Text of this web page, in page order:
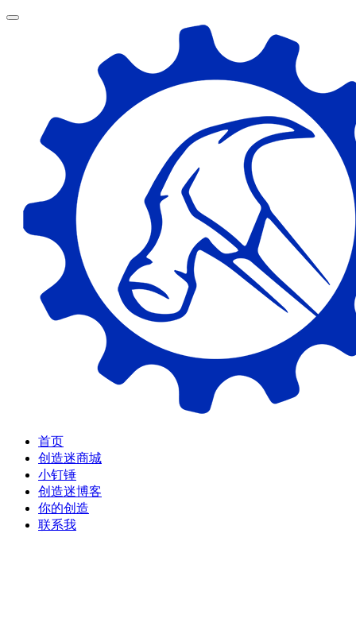
首页
创造迷商城
小钉锤
创造迷博客
你的创造
联系我